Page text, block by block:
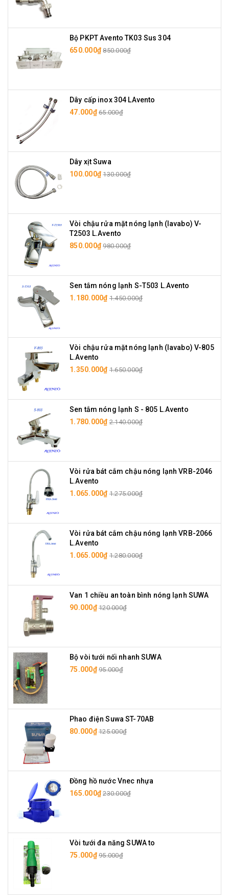
Bộ PKPT Avento TK03 Sus 304
650.000₫ 850.000₫
Dây cấp inox 304 LAvento
47.000₫ 65.000₫
Dây xịt Suwa
100.000₫ 130.000₫
Vòi chậu rửa mặt nóng lạnh (lavabo) V-
T2503 L.Avento
850.000₫ 980.000₫
Sen tắm nóng lạnh S-T503 L.Avento
1.180.000₫ 1.450.000₫
Vòi chậu rửa mặt nóng lạnh (lavabo) V-805
L.Avento
1.350.000₫ 1.650.000₫
Sen tắm nóng lạnh S - 805 L.Avento
1.780.000₫ 2.140.000₫
Vòi rửa bát cắm chậu nóng lạnh VRB-2046
L.Avento
1.065.000₫ 1.275.000₫
Vòi rửa bát cắm chậu nóng lạnh VRB-2066
L.Avento
1.065.000₫ 1.280.000₫
Van 1 chiều an toàn bình nóng lạnh SUWA
90.000₫ 120.000₫
Bộ vòi tưới nối nhanh SUWA
75.000₫ 95.000₫
Phao điện Suwa ST-70AB
80.000₫ 125.000₫
Đồng hồ nước Vnec nhựa
165.000₫ 230.000₫
Vòi tưới đa năng SUWA to
75.000₫ 95.000₫